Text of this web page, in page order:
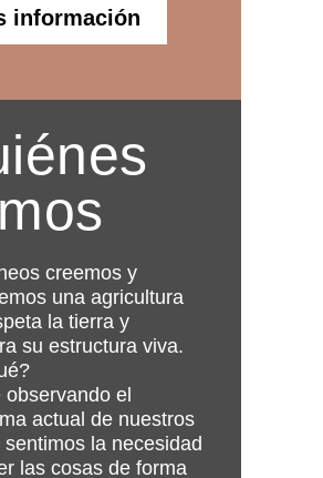
información
creemos y
una agricultura
la tierra y
su estructura viva.
observando el
actual de nuestros
la necesidad
las cosas de forma